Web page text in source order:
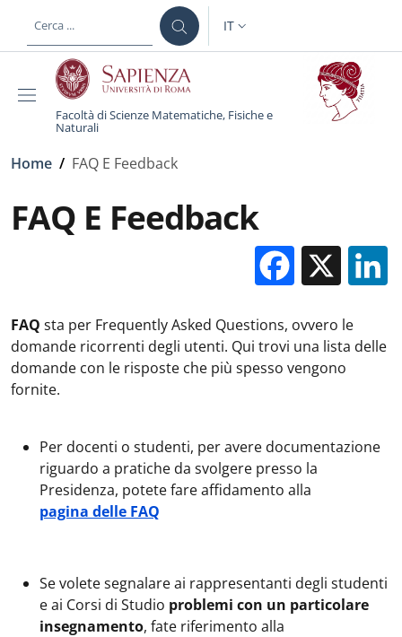
al contenuto principale
SELETTORE LINGUA:
IT
Facoltà di Scienze Matematiche, Fisiche e
Naturali
Briciole di pane
Home / FAQ E Feedback
FAQ E Feedback
X
FAQ sta per Frequently Asked Questions, ovvero le
domande ricorrenti degli utenti. Qui trovi una lista delle
domande con le risposte che più spesso vengono
fornite.
Per docenti o studenti, per avere documentazione
riguardo a pratiche da svolgere presso la
Presidenza, potete fare affidamento alla
pagina delle FAQ
Se volete segnalare ai rappresentanti degli studenti
e ai Corsi di Studio problemi con un particolare
insegnamento, fate riferimento alla